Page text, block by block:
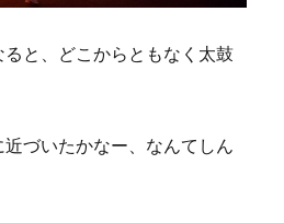
と、どこからともなく太鼓
づいたかなー、なんてしん